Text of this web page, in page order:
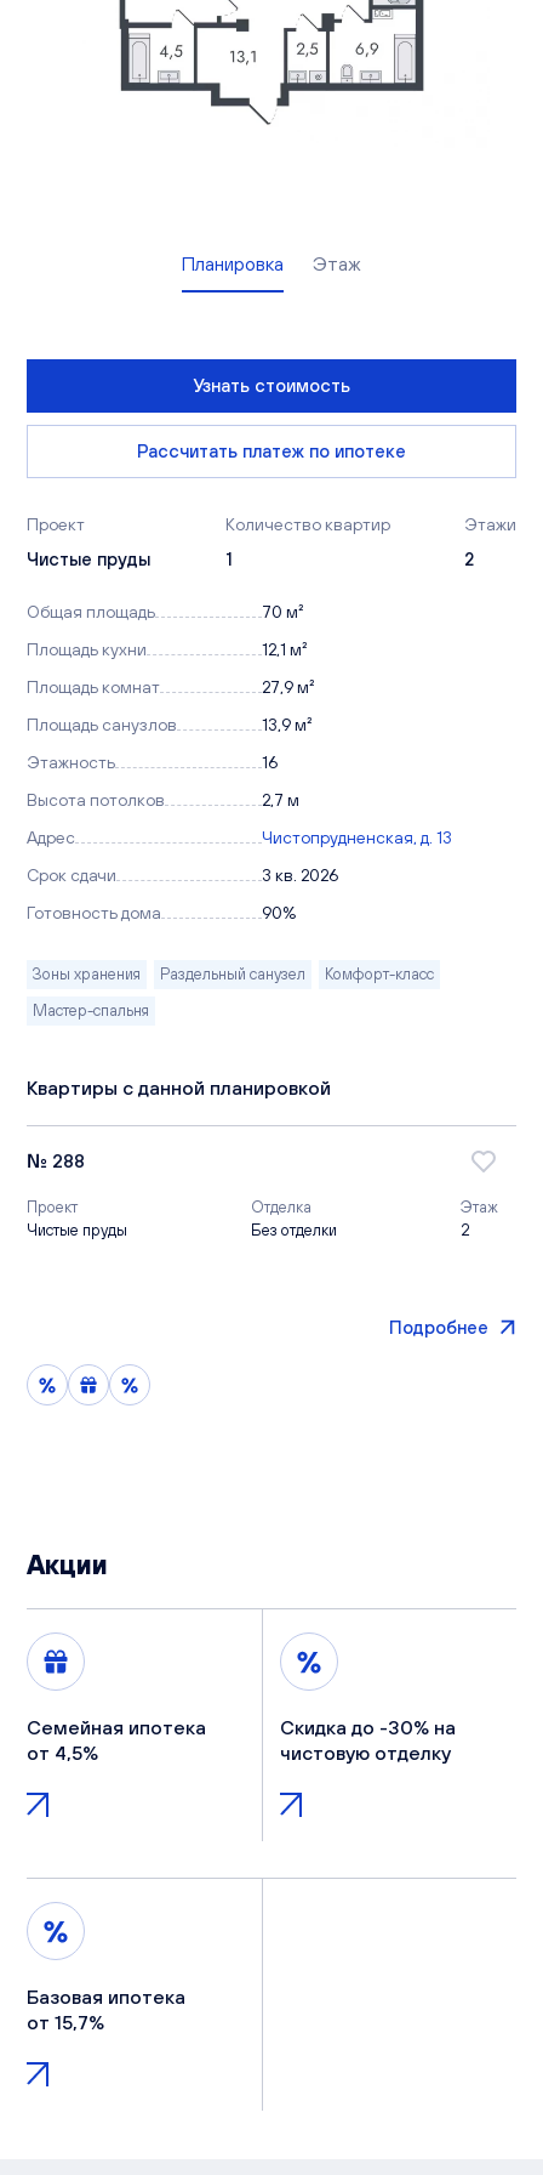
Офисы продаж
Планировка Этаж
Узнать стоимость
Рассчитать платеж по ипотеке
Проект
Чистые пруды
Количество квартир
1
Этажи
2
Общая площадь
70 м²
Площадь кухни
12,1 м²
Площадь комнат
27,9 м²
Площадь санузлов
13,9 м²
Этажность
16
Высота потолков
2,7 м
Адрес
Чистопрудненская, д. 13
Срок сдачи
3 кв. 2026
Готовность дома
90%
Зоны хранения Раздельный санузел
Комфорт-класс
Мастер-спальня
Квартиры с данной планировкой
№ 288
Проект
Чистые пруды
Отделка
Без отделки
Этаж
2
Подробнее
Акции
Семейная ипотека
от 4,5%
Скидка до -30% на
чистовую отделку
Базовая ипотека
от 15,7%